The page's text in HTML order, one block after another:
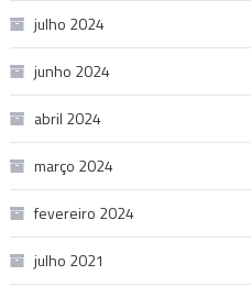
julho 2024
junho 2024
abril 2024
março 2024
fevereiro 2024
julho 2021